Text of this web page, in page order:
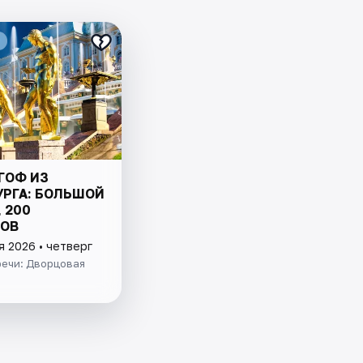
ИЗ
БОЛЬШОЙ
200
2026 • четверг
Дворцовая